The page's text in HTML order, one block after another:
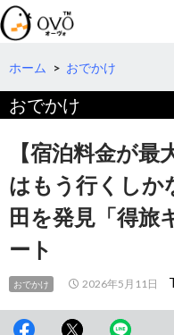
検
索
コ
テ
ツ
へ
ホーム > おでかけ
おでかけ
【宿泊料金が
はもう行くしか
田を発見「得旅
ート
おでかけ 2026年5月11日